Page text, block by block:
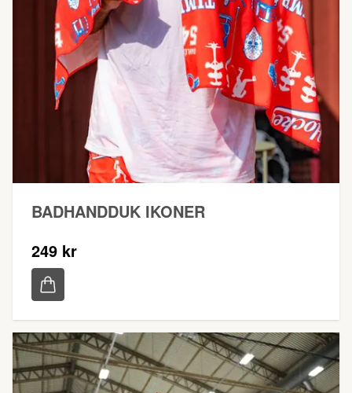
BADHANDDUK IKONER
249 kr